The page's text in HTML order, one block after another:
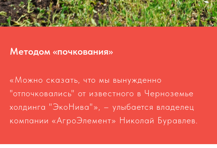
Методом «почкования»
«Можно сказать, что мы вынужденно
"отпочковались" от известного в Черноземье
холдинга "ЭкоНива"», – улыбается владелец
компании «АгроЭлемент» Николай Буравлев.